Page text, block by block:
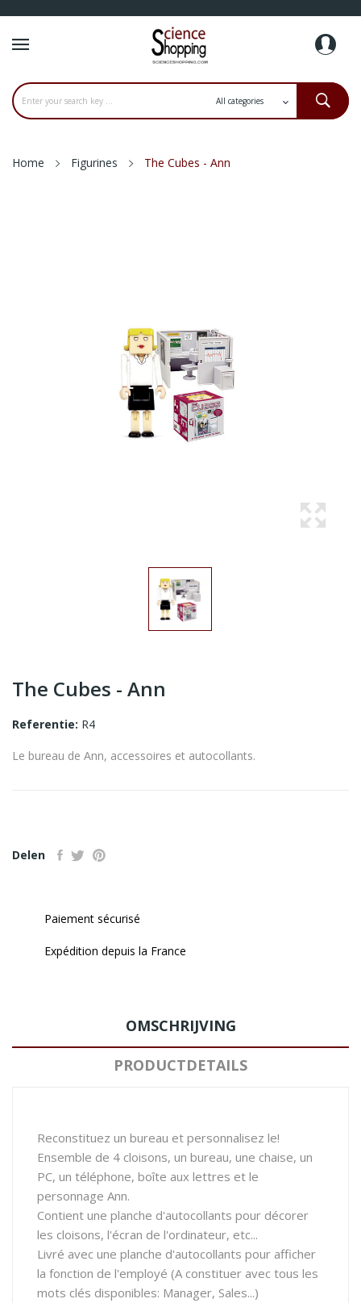
Home Figurines The Cubes - Ann
The Cubes - Ann
Referentie: R4
Le bureau de Ann, accessoires et autocollants.
Delen
Paiement sécurisé
Expédition depuis la France
OMSCHRIJVING
PRODUCTDETAILS
Reconstituez un bureau et personnalisez le!
Ensemble de 4 cloisons, un bureau, une chaise, un
PC, un téléphone, boîte aux lettres et le
personnage Ann.
Contient une planche d'autocollants pour décorer
les cloisons, l'écran de l'ordinateur, etc...
Livré avec une planche d'autocollants pour afficher
la fonction de l'employé (A constituer avec tous les
mots clés disponibles: Manager, Sales...)